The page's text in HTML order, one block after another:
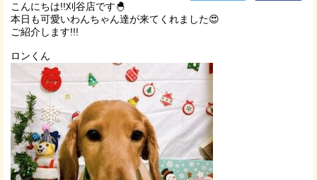
こんにちは!!刈谷店です🐣
本日も可愛いわんちゃん達が来てくれました😍
ご紹介します!!!
ロンくん